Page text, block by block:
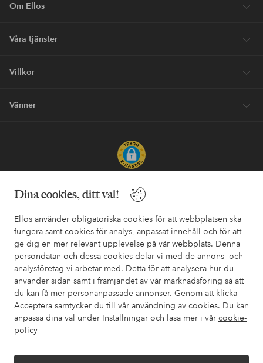
Dina cookies, ditt val!
Ellos använder obligatoriska cookies för att webbplatsen ska
fungera samt cookies för analys, anpassat innehåll och för att
ge dig en mer relevant upplevelse på vår webbplats. Denna
persondatan och dessa cookies delar vi med de annons- och
analysföretag vi arbetar med. Detta för att analysera hur du
använder sidan samt i främjandet av vår marknadsföring så att
du kan få mer personanpassade annonser. Genom att klicka
Acceptera samtycker du till vår användning av cookies. Du kan
anpassa dina val under Inställningar och läsa mer i vår cookie-
policy
Om Ellos
Våra tjänster
Villkor
Vänner
Säkra betalningar - Betala direkt eller dela upp
Vill du veta mer om
våra betalalternativ
elpy elpy
Sverige - Välj land
Facebook Instagram Pinterest Youtube